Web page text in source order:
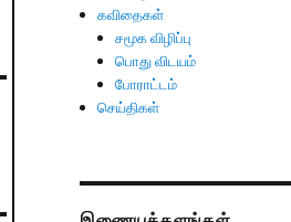
கவிதைகள்
சமூக விழிப்பு
பொது விடயம்
போராட்டம்
செய்திகள்